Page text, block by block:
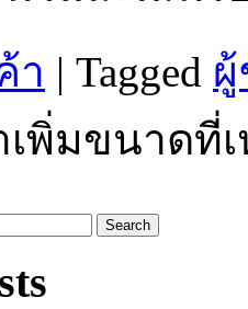
า | Tagged
เพิ่มขนาด